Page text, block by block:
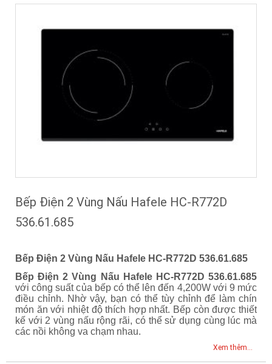
Bếp Điện 2 Vùng Nấu Hafele HC-R772D
536.61.685
Bếp Điện 2 Vùng Nấu Hafele HC-R772D 536.61.685
Bếp Điện 2 Vùng Nấu Hafele HC-R772D 536.61.685
với công suất của bếp có thể lên đến 4,200W với 9 mức
điều chỉnh. Nhờ vậy, bạn có thể tùy chỉnh để làm chín
món ăn với nhiệt độ thích hợp nhất. Bếp còn được thiết
kế với 2 vùng nấu rộng rãi, có thể sử dụng cùng lúc mà
các nồi không va chạm nhau.
Xem thêm...